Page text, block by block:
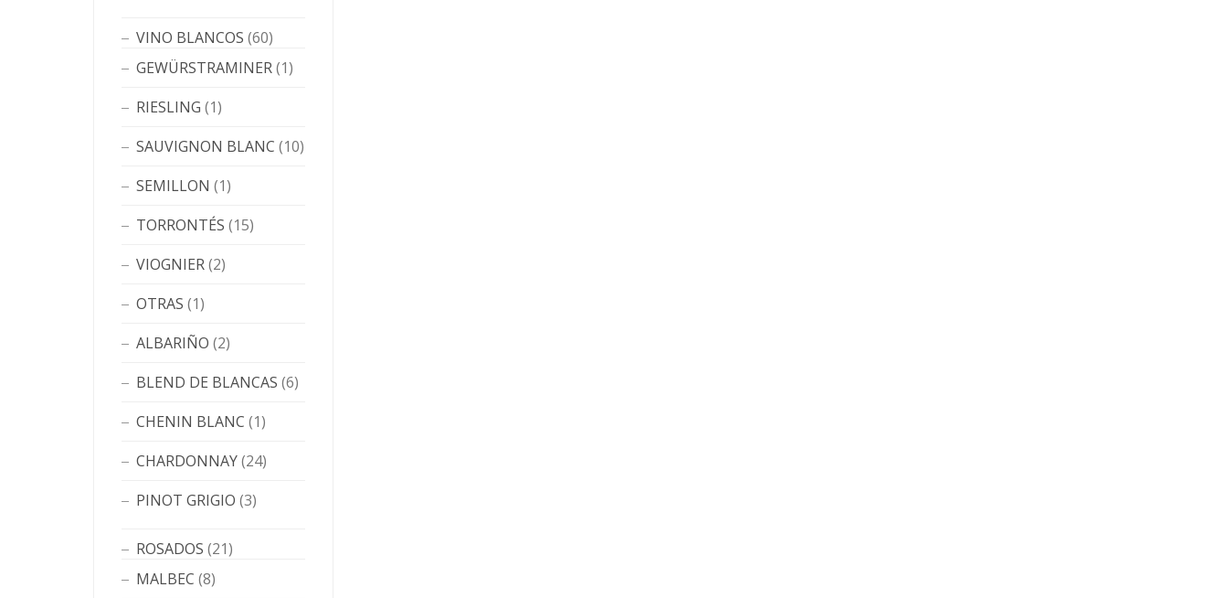
VINO BLANCOS (60)
GEWÜRSTRAMINER(1)
RIESLING (1)
SAUVIGNON BLANC (10)
SEMILLON (1)
TORRONTÉS (15)
VIOGNIER(2)
OTRAS (1)
ALBARIÑO (2)
BLEND DE BLANCAS (6)
CHENIN BLANC (1)
CHARDONNAY(24)
PINOT GRIGIO (3)
ROSADOS (21)
MALBEC (8)